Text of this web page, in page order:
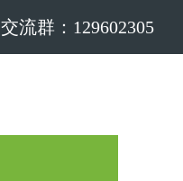
交流群：129602305